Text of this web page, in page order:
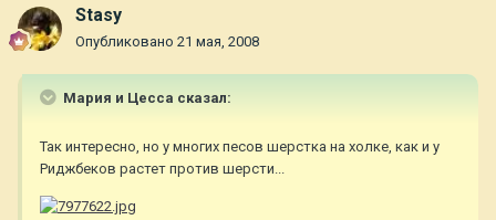
Stasy
Опубликовано 21 мая, 2008
Мария и Цесса сказал:
Так интересно, но у многих песов шерстка на холке, как и у
Риджбеков растет против шерсти...